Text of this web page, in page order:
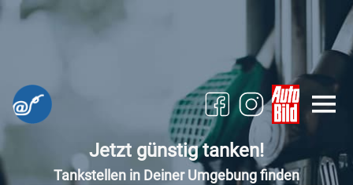
Jetzt günstig tanken!
Tankstellen in Deiner Umgebung finden